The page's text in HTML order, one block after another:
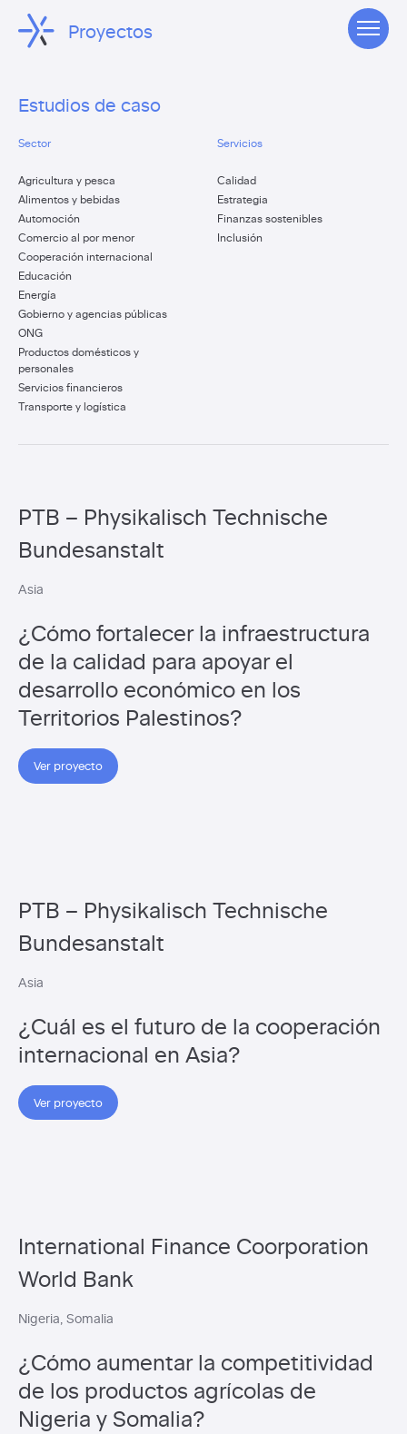
Proyectos
Estudios de caso
Sector
Agricultura y pesca
Alimentos y bebidas
Automoción
Comercio al por menor
Cooperación internacional
Educación
Energía
Gobierno y agencias públicas
ONG
Productos domésticos y
personales
Servicios financieros
Transporte y logística
Servicios
Calidad
Estrategia
Finanzas sostenibles
Inclusión
PTB – Physikalisch Technische
Bundesanstalt
Asia
¿Cómo fortalecer la infraestructura
de la calidad para apoyar el
desarrollo económico en los
Territorios Palestinos?
Ver proyecto
PTB – Physikalisch Technische
Bundesanstalt
Asia
¿Cuál es el futuro de la cooperación
internacional en Asia?
Ver proyecto
International Finance Coorporation
World Bank
Nigeria Somalia
¿Cómo aumentar la competitividad
de los productos agrícolas de
Nigeria y Somalia?